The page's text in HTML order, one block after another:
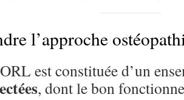
l’approche
est constituée d’un
, dont le bon